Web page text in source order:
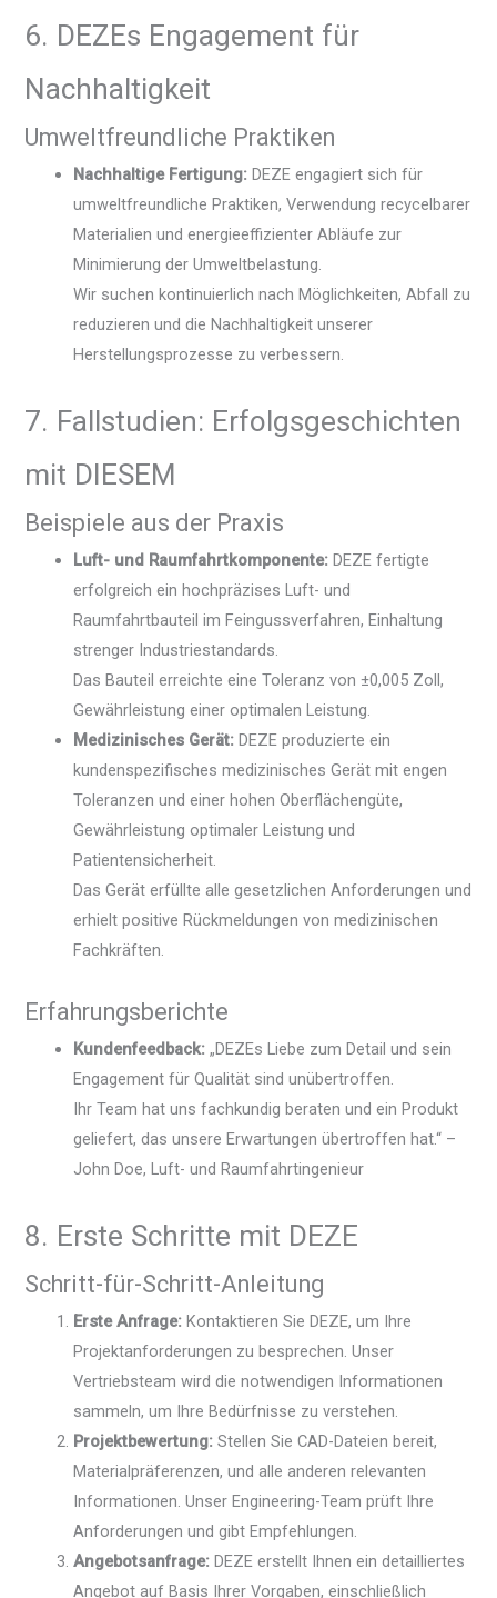
6. DEZEs Engagement für
Nachhaltigkeit
Umweltfreundliche Praktiken
Nachhaltige Fertigung: DEZE engagiert sich für
umweltfreundliche Praktiken, Verwendung recycelbarer
Materialien und energieeffizienter Abläufe zur
Minimierung der Umweltbelastung.
Wir suchen kontinuierlich nach Möglichkeiten, Abfall zu
reduzieren und die Nachhaltigkeit unserer
Herstellungsprozesse zu verbessern.
7. Fallstudien: Erfolgsgeschichten
mit DIESEM
Beispiele aus der Praxis
Luft- und Raumfahrtkomponente: DEZE fertigte
erfolgreich ein hochpräzises Luft- und
Raumfahrtbauteil im Feingussverfahren, Einhaltung
strenger Industriestandards.
Das Bauteil erreichte eine Toleranz von ±0,005 Zoll,
Gewährleistung einer optimalen Leistung.
Medizinisches Gerät: DEZE produzierte ein
kundenspezifisches medizinisches Gerät mit engen
Toleranzen und einer hohen Oberflächengüte,
Gewährleistung optimaler Leistung und
Patientensicherheit.
Das Gerät erfüllte alle gesetzlichen Anforderungen und
erhielt positive Rückmeldungen von medizinischen
Fachkräften.
Erfahrungsberichte
Kundenfeedback: „DEZEs Liebe zum Detail und sein
Engagement für Qualität sind unübertroffen.
Ihr Team hat uns fachkundig beraten und ein Produkt
geliefert, das unsere Erwartungen übertroffen hat.“ –
John Doe, Luft- und Raumfahrtingenieur
8. Erste Schritte mit DEZE
Schritt-für-Schritt-Anleitung
Erste Anfrage: Kontaktieren Sie DEZE, um Ihre
Projektanforderungen zu besprechen. Unser
Vertriebsteam wird die notwendigen Informationen
sammeln, um Ihre Bedürfnisse zu verstehen.
Projektbewertung: Stellen Sie CAD-Dateien bereit,
Materialpräferenzen, und alle anderen relevanten
Informationen. Unser Engineering-Team prüft Ihre
Anforderungen und gibt Empfehlungen.
Angebotsanfrage: DEZE erstellt Ihnen ein detailliertes
Angebot auf Basis Ihrer Vorgaben, einschließlich